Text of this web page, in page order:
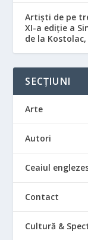
Artiști de pe
XI-a ediție a
de la Kostolac,
SECȚIUNI
Arte
Autori
Ceaiul
Contact
Cultură &